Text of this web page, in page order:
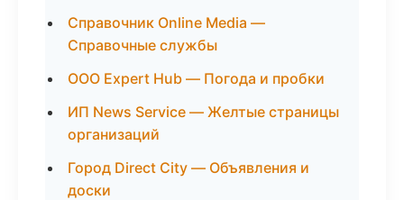
Справочник Online Media —
Справочные службы
ООО Expert Hub — Погода и пробки
ИП News Service — Желтые страницы
организаций
Город Direct City — Объявления и
доски